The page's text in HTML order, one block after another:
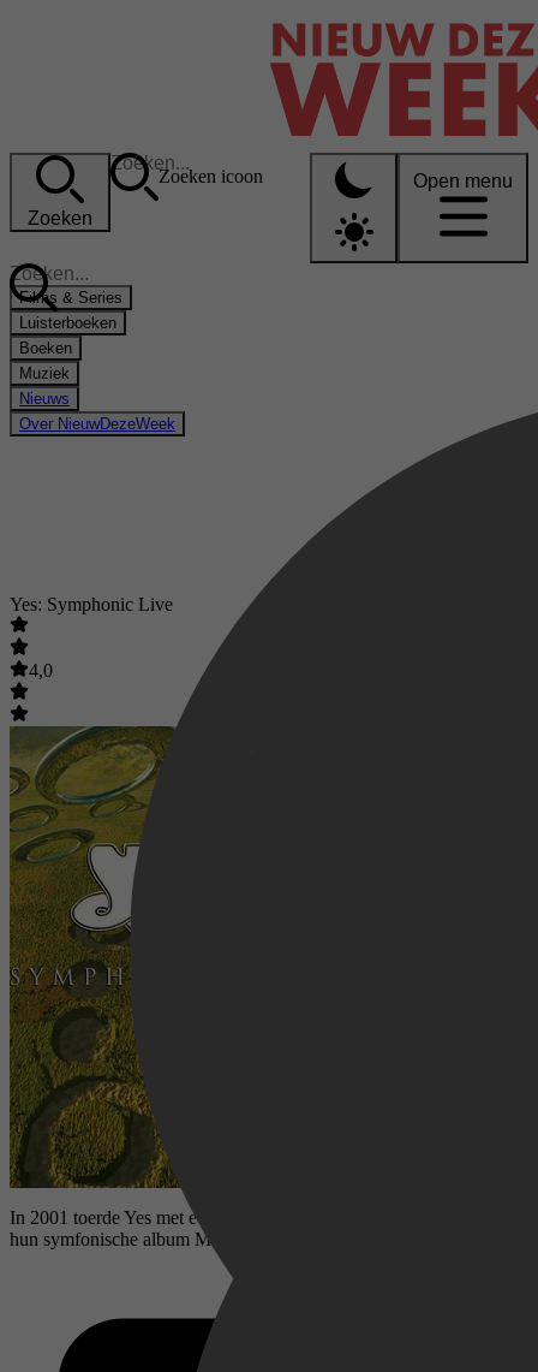
Zoeken
Zoeken icoon Open menu
Films & Series
Luisterboeken
Boeken
Muziek
Nieuws
Over NieuwDezeWeek
Yes: Symphonic Live
4,0
In 2001 toerde Yes met een compleet orkest ter ondersteuning van
hun symfonische album Magnification.